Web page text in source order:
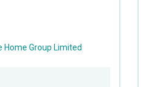
Home Group Limited